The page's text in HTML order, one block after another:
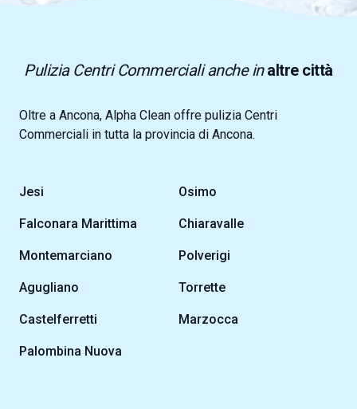
Pulizia Centri Commerciali anche inaltre città
Oltre a Ancona, Alpha Clean offre pulizia Centri
Commerciali in tutta la provincia di Ancona.
Jesi Osimo
Falconara Marittima Chiaravalle
Montemarciano Polverigi
Agugliano Torrette
Castelferretti Marzocca
Palombina Nuova